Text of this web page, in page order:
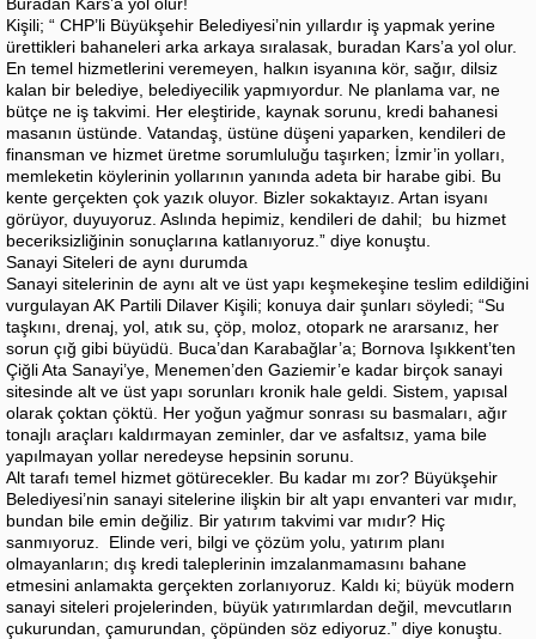
Kişili; “ CHP’li Büyükşehir Belediyesi’nin yıllardır iş yapmak yerine
ürettikleri bahaneleri arka arkaya sıralasak, buradan Kars’a yol olur.
En temel hizmetlerini veremeyen, halkın isyanına kör, sağır, dilsiz
kalan bir belediye, belediyecilik yapmıyordur. Ne planlama var, ne
bütçe ne iş takvimi. Her eleştiride, kaynak sorunu, kredi bahanesi
masanın üstünde. Vatandaş, üstüne düşeni yaparken, kendileri de
finansman ve hizmet üretme sorumluluğu taşırken; İzmir’in yolları,
memleketin köylerinin yollarının yanında adeta bir harabe gibi. Bu
kente gerçekten çok yazık oluyor. Bizler sokaktayız. Artan isyanı
görüyor, duyuyoruz. Aslında hepimiz, kendileri de dahil; bu hizmet
beceriksizliğinin sonuçlarına katlanıyoruz.” diye konuştu.
Sanayi Siteleri de aynı durumda
Sanayi sitelerinin de aynı alt ve üst yapı keşmekeşine teslim edildiğini
vurgulayan AK Partili Dilaver Kişili; konuya dair şunları söyledi; “Su
taşkını, drenaj, yol, atık su, çöp, moloz, otopark ne ararsanız, her
sorun çığ gibi büyüdü. Buca’dan Karabağlar’a; Bornova Işıkkent’ten
Çiğli Ata Sanayi’ye, Menemen’den Gaziemir’e kadar birçok sanayi
sitesinde alt ve üst yapı sorunları kronik hale geldi. Sistem, yapısal
olarak çoktan çöktü. Her yoğun yağmur sonrası su basmaları, ağır
tonajlı araçları kaldırmayan zeminler, dar ve asfaltsız, yama bile
yapılmayan yollar neredeyse hepsinin sorunu.
Alt tarafı temel hizmet götürecekler. Bu kadar mı zor? Büyükşehir
Belediyesi’nin sanayi sitelerine ilişkin bir alt yapı envanteri var mıdır,
bundan bile emin değiliz. Bir yatırım takvimi var mıdır? Hiç
sanmıyoruz. Elinde veri, bilgi ve çözüm yolu, yatırım planı
olmayanların; dış kredi taleplerinin imzalanmamasını bahane
etmesini anlamakta gerçekten zorlanıyoruz. Kaldı ki; büyük modern
sanayi siteleri projelerinden, büyük yatırımlardan değil, mevcutların
çukurundan, çamurundan, çöpünden söz ediyoruz.” diye konuştu.